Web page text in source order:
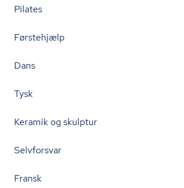
Pilates
Førstehjælp
Dans
Tysk
Keramik og skulptur
Selvforsvar
Fransk